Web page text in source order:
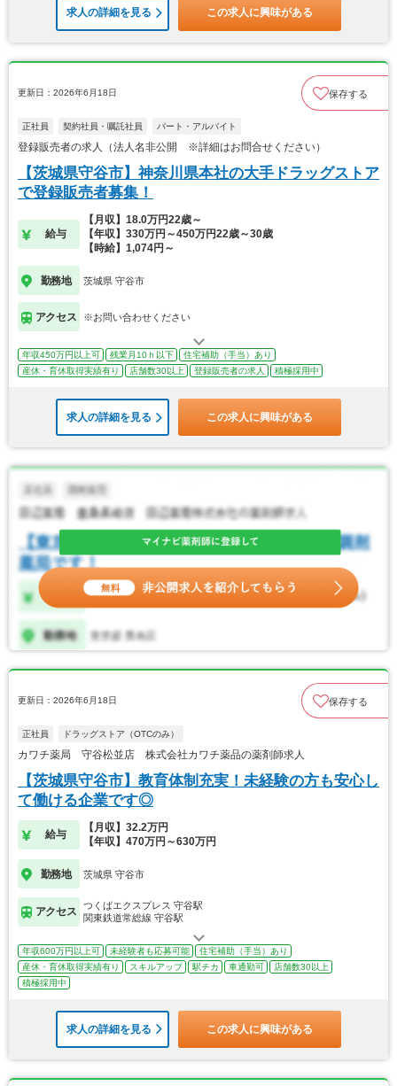
求人の詳細を見る この求人に興味がある
更新日：2026年6月18日 保存する
正社員 契約社員・嘱託社員 パート・アルバイト
登録販売者の求人（法人名非公開 ※詳細はお問合せください）
【茨城県守谷市】神奈川県本社の大手ドラッグストア
で登録販売者募集！
給与
【月収】18.0万円22歳～
【年収】330万円～450万円22歳～30歳
【時給】1,074円～
勤務地 茨城県 守谷市
アクセス ※お問い合わせください
年収450万円以上可 残業月10ｈ以下
住宅補助（手当）あり
産休・育休取得実績有り
店舗数30以上 登録販売者の求人 積極採用中
求人の詳細を見る この求人に興味がある
更新日：2026年6月18日 保存する
正社員 ドラッグストア（OTCのみ）
カワチ薬局 守谷松並店 株式会社カワチ薬品の薬剤師求人
【茨城県守谷市】教育体制充実！未経験の方も安心し
て働ける企業です◎
給与
【月収】32.2万円
【年収】470万円～630万円
勤務地 茨城県 守谷市
アクセス
つくばエクスプレス 守谷駅
関東鉄道常総線 守谷駅
年収600万円以上可 未経験者も応募可能
住宅補助（手当）あり
産休・育休取得実績有り
スキルアップ 駅チカ 車通勤可
店舗数30以上
積極採用中
求人の詳細を見る この求人に興味がある